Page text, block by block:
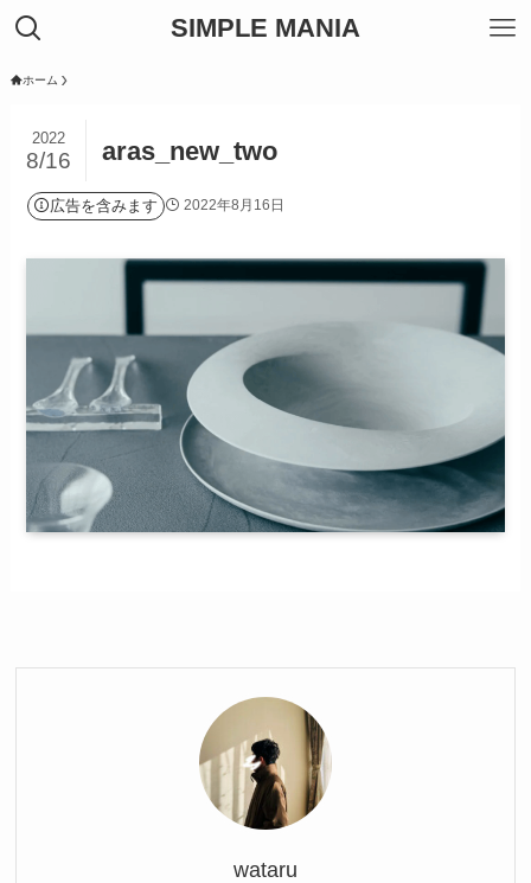
SIMPLE MANIA
ホーム
aras_new_two
2022
8/16
広告を含みます 2022年8月16日
wataru